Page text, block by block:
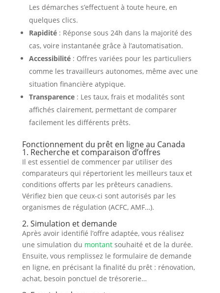
Les démarches s’effectuent à toute heure, en
quelques clics.
Rapidité: Réponse sous 24h dans la majorité des
cas, voire instantanée grâce à l’automatisation.
Accessibilité: Offres variées pour les particuliers
comme les travailleurs autonomes, même avec une
situation financière atypique.
Transparence: Les taux, frais et modalités sont
affichés clairement, permettant de comparer
facilement les différents prêts.
Fonctionnement du prêt en ligne au Canada
1. Recherche et comparaison d’offres
Il est essentiel de commencer par utiliser des
comparateurs qui répertorient les meilleurs taux et
conditions offerts par les prêteurs canadiens.
Vérifiez bien que ceux-ci sont autorisés par les
organismes de régulation (ACFC, AMF…).
2. Simulation et demande
Après avoir identifié l’offre adaptée, vous réalisez
une simulation du montantsouhaité et de la durée.
Ensuite, vous remplissez le formulaire de demande
en ligne, en précisant la finalité du prêt : rénovation,
achat, besoin ponctuel de trésorerie…